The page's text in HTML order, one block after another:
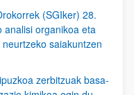
(SGIker) 28.
organikoa eta
saiakuntzen
zerbitzuak basa-